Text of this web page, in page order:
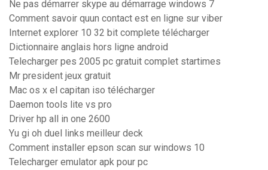
Ne pas démarrer skype au démarrage windows 7
Comment savoir quun contact est en ligne sur viber
Internet explorer 10 32 bit complete télécharger
Dictionnaire anglais hors ligne android
Telecharger pes 2005 pc gratuit complet startimes
Mr president jeux gratuit
Mac os x el capitan iso télécharger
Daemon tools lite vs pro
Driver hp all in one 2600
Yu gi oh duel links meilleur deck
Comment installer epson scan sur windows 10
Telecharger emulator apk pour pc